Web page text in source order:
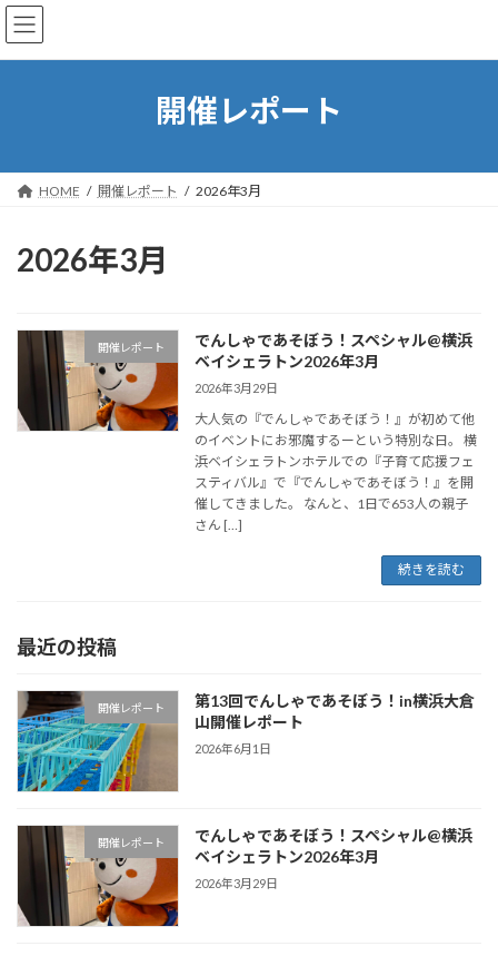
コ
ン
テ
ナ
ビ
ゲ
開催レポート
HOME 開催レポート 2026年3月
2026年3月
開催レポート
でんしゃであそぼう！スペシャル@横浜
ベイシェラトン2026年3月
2026年3月29日
大人気の『でんしゃであそぼう！』が初めて他
のイベントにお邪魔するーという特別な日。 横
浜ベイシェラトンホテルでの『子育て応援フェ
スティバル』で『でんしゃであそぼう！』を開
催してきました。 なんと、1日で653人の親子
さん […]
続きを読む
最近の投稿
開催レポート
第13回でんしゃであそぼう！in横浜大倉
山開催レポート
2026年6月1日
開催レポート
でんしゃであそぼう！スペシャル@横浜
ベイシェラトン2026年3月
2026年3月29日